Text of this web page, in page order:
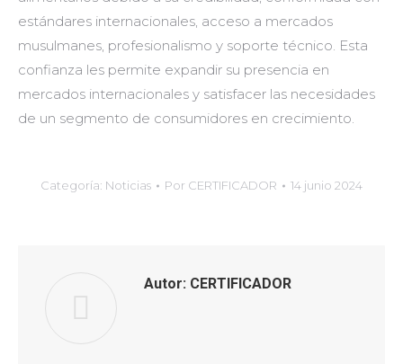
estándares internacionales, acceso a mercados
musulmanes, profesionalismo y soporte técnico. Esta
confianza les permite expandir su presencia en
mercados internacionales y satisfacer las necesidades
de un segmento de consumidores en crecimiento.
Categoría: Noticias Por CERTIFICADOR 14 junio 2024
Autor: CERTIFICADOR